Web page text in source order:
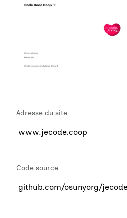
Adresse du site
www.jecode.coop
Code source
github.com/osunyorg/